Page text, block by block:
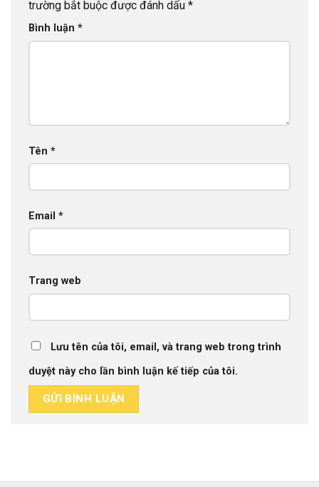
trường bắt buộc được đánh dấu *
Bình luận *
Tên *
Email *
Trang web
Lưu tên của tôi, email, và trang web trong trình
duyệt này cho lần bình luận kế tiếp của tôi.